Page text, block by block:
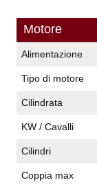
Motore
Alimentazione
Tipo di motore
Cilindrata
KW / Cavalli
Cilindri
Coppia max